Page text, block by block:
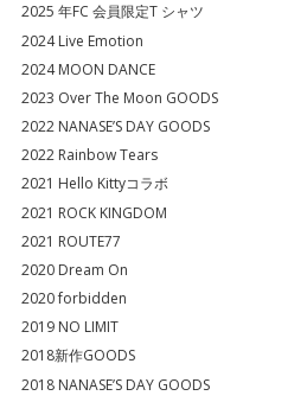
2025 年FC 会員限定T シャツ
2024 Live Emotion
2024 MOON DANCE
2023 Over The Moon GOODS
2022 NANASE’S DAY GOODS
2022 Rainbow Tears
2021 Hello Kittyコラボ
2021 ROCK KINGDOM
2021 ROUTE77
2020 Dream On
2020 forbidden
2019 NO LIMIT
2018新作GOODS
2018 NANASE’S DAY GOODS